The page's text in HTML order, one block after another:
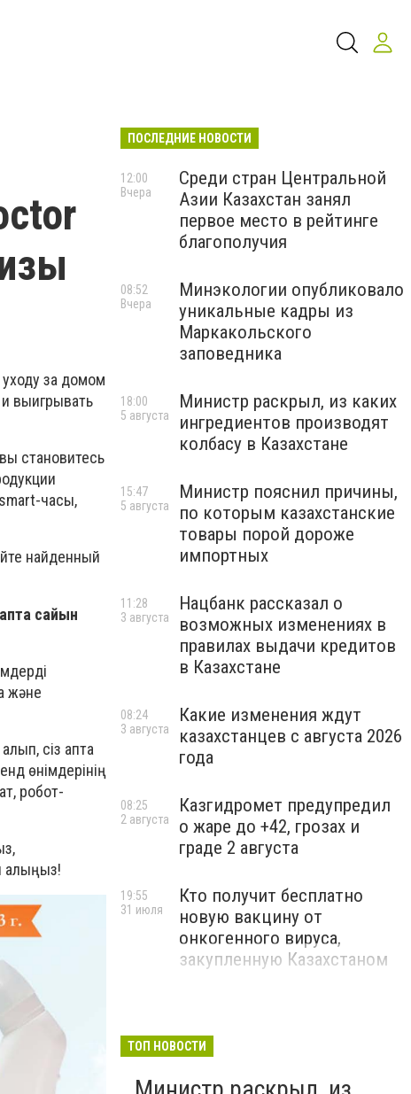
за домом
выигрывать
вы становитесь
smart-часы,
найденный
сайын
және
сіз апта
өнімдерінің
робот-
алыңыз!
ПОСЛЕДНИЕ НОВОСТИ
Среди стран Центральной
Азии Казахстан занял
первое место в рейтинге
благополучия
12:00
Вчера
Минэкологии опубликовало
уникальные кадры из
Маркакольского
заповедника
08:52
Вчера
Министр раскрыл, из каких
ингредиентов производят
колбасу в Казахстане
18:00
5 августа
Министр пояснил причины,
по которым казахстанские
товары порой дороже
импортных
15:47
5 августа
Нацбанк рассказал о
возможных изменениях в
правилах выдачи кредитов
в Казахстане
11:28
3 августа
Какие изменения ждут
казахстанцев с августа 2026
года
08:24
3 августа
Казгидромет предупредил
о жаре до +42, грозах и
граде 2 августа
08:25
2 августа
Кто получит бесплатно
новую вакцину от
онкогенного вируса,
закупленную Казахстаном
19:55
31 июля
ТОП НОВОСТИ